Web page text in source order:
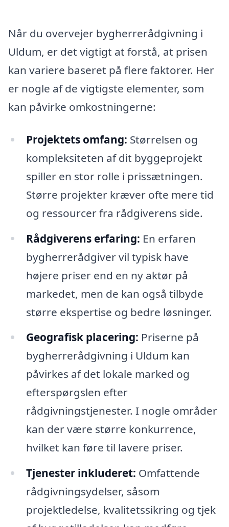
Når du overvejer bygherrerådgivning i
Uldum, er det vigtigt at forstå, at prisen
kan variere baseret på flere faktorer. Her
er nogle af de vigtigste elementer, som
kan påvirke omkostningerne:
Projektets omfang: Størrelsen og
kompleksiteten af dit byggeprojekt
spiller en stor rolle i prissætningen.
Større projekter kræver ofte mere tid
og ressourcer fra rådgiverens side.
Rådgiverens erfaring: En erfaren
bygherrerådgiver vil typisk have
højere priser end en ny aktør på
markedet, men de kan også tilbyde
større ekspertise og bedre løsninger.
Geografisk placering: Priserne på
bygherrerådgivning i Uldum kan
påvirkes af det lokale marked og
efterspørgslen efter
rådgivningstjenester. I nogle områder
kan der være større konkurrence,
hvilket kan føre til lavere priser.
Tjenester inkluderet: Omfattende
rådgivningsydelser, såsom
projektledelse, kvalitetssikring og tjek